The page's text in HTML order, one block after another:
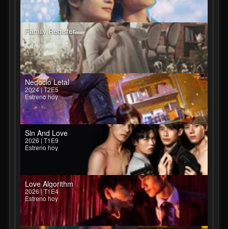
Family Register
2026 | T1E23
Estreno hoy
Negocio Letal
2024 | T2E5
Estreno hoy
Sin And Love
2026 | T1E9
Estreno hoy
Love Algorithm
2026 | T1E4
Estreno hoy